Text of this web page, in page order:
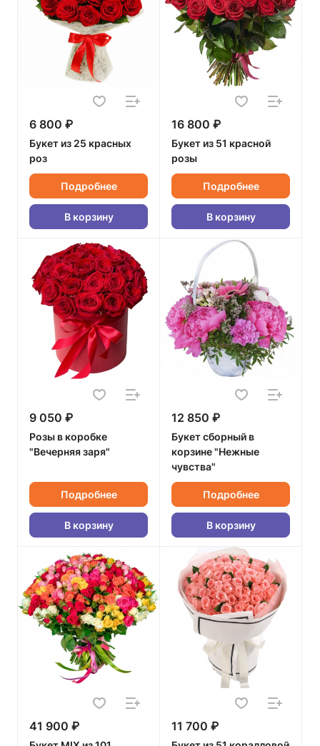
6 800 ₽
Букет из 25 красных
роз
Подробнее
В корзину
16 800 ₽
Букет из 51 красной
розы
Подробнее
В корзину
9 050 ₽
Розы в коробке
"Вечерняя заря"
Подробнее
В корзину
12 850 ₽
Букет сборный в
корзине "Нежные
чувства"
Подробнее
В корзину
41 900 ₽ 11 700 ₽